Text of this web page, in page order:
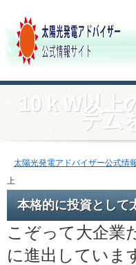
10ｋW以上
テム
太陽光発電アドバイザー公式情
上
本格的に投資として
こぞって大企業
に進出していま